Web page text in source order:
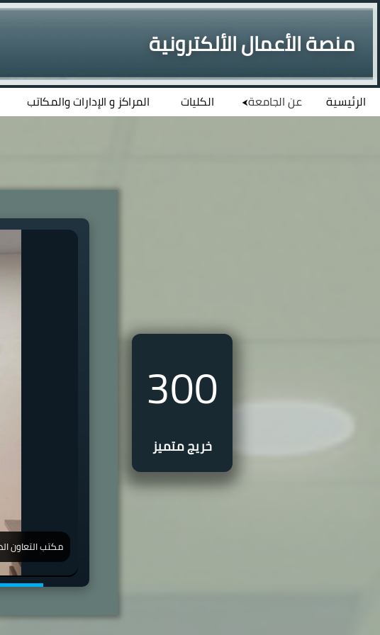
منصة الأعمال الألكترونية
الرئيسية عن الجامعة الكليات المراكز و الإدارات والمكاتب
300
خريج متميز